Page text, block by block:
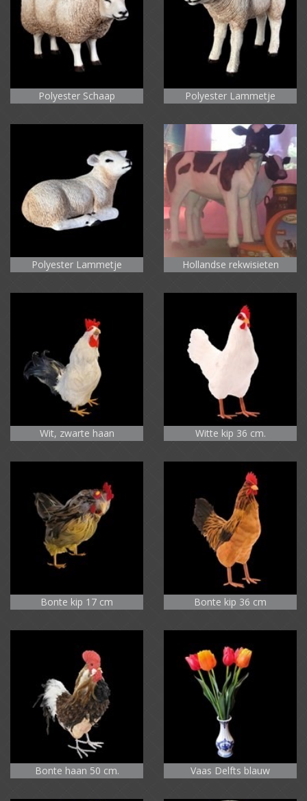
Polyester Schaap Polyester Lammetje
Polyester Lammetje Hollandse rekwisieten
Wit, zwarte haan Witte kip 36 cm.
Bonte kip 17 cm Bonte kip 36 cm
Bonte haan 50 cm. Vaas Delfts blauw